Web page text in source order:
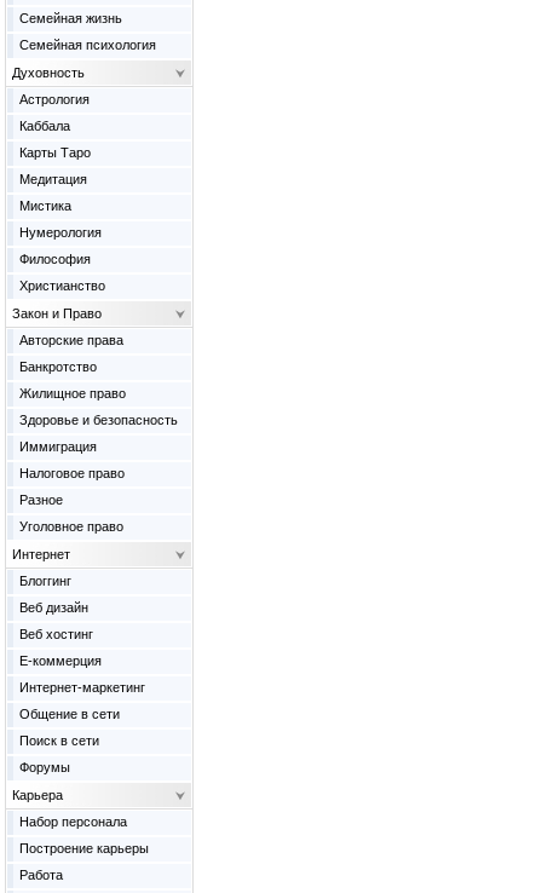
Семейная жизнь
Семейная психология
Духовность
Астрология
Каббала
Карты Таро
Медитация
Мистика
Нумерология
Философия
Христианство
Закон и Право
Авторские права
Банкротство
Жилищное право
Здоровье и безопасность
Иммиграция
Налоговое право
Разное
Уголовное право
Интернет
Блоггинг
Веб дизайн
Веб хостинг
Е-коммерция
Интернет-маркетинг
Общение в сети
Поиск в сети
Форумы
Карьера
Набор персонала
Построение карьеры
Работа